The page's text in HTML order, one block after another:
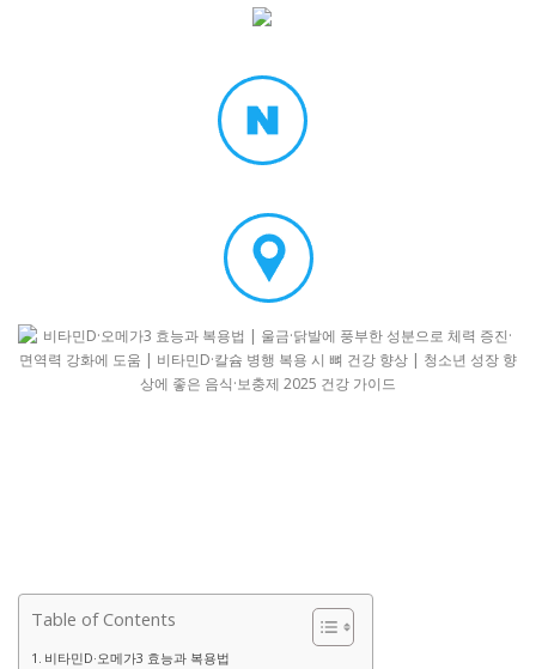
Table of Contents
비타민D·오메가3 효능과 복용법